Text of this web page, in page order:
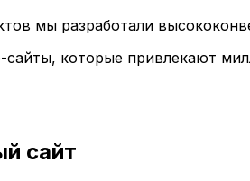
мы разработали
которые привлекают
сайт